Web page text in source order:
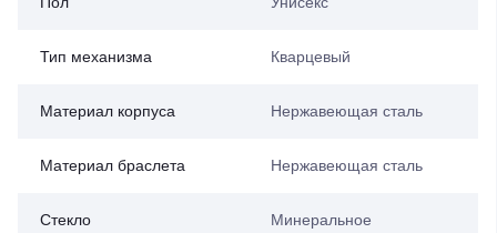
Тип механизма Кварцевый
Материал корпуса Нержавеющая сталь
Материал браслета Нержавеющая сталь
Стекло Минеральное